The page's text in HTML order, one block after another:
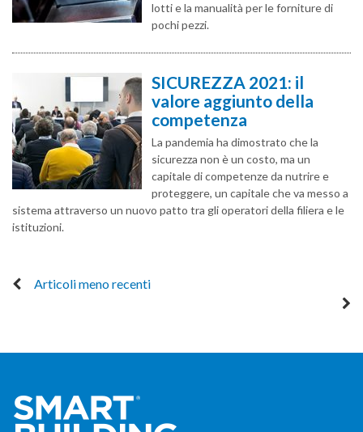
lotti e la manualità per le forniture di
pochi pezzi.
SICUREZZA 2021: il
valore aggiunto della
competenza
La pandemia ha dimostrato che la
sicurezza non è un costo, ma un
capitale di competenze da nutrire e
proteggere, un capitale che va messo a
sistema attraverso un nuovo patto tra gli operatori della filiera e le
istituzioni.
Articoli meno recenti